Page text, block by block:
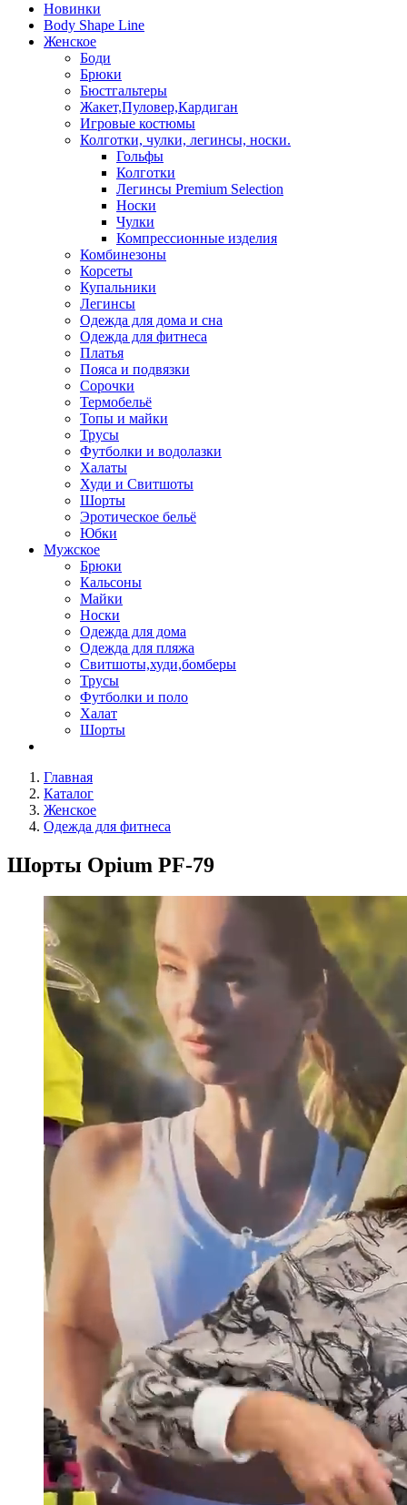
Новинки
Body Shape Line
Женское
Боди
Брюки
Бюстгальтеры
Жакет,Пуловер,Кардиган
Игровые костюмы
Колготки, чулки, легинсы, носки.
Гольфы
Колготки
Легинсы Premium Selection
Носки
Чулки
Компрессионные изделия
Комбинезоны
Корсеты
Купальники
Легинсы
Одежда для дома и сна
Одежда для фитнеса
Платья
Пояса и подвязки
Сорочки
Термобельё
Топы и майки
Трусы
Футболки и водолазки
Халаты
Худи и Свитшоты
Шорты
Эротическое бельё
Юбки
Мужское
Брюки
Кальсоны
Майки
Носки
Одежда для дома
Одежда для пляжа
Свитшоты,худи,бомберы
Трусы
Футболки и поло
Халат
Шорты
Главная
Каталог
Женское
Одежда для фитнеса
Шорты Opium PF-79